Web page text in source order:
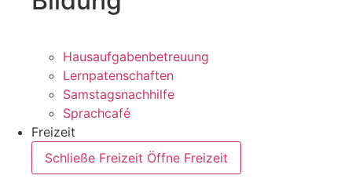
Hausaufgabenbetreuung
Lernpatenschaften
Samstagsnachhilfe
Sprachcafé
Freizeit
Schließe Freizeit Öffne Freizeit